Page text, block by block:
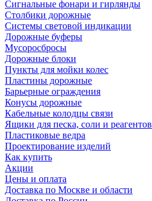
Сигнальные фонари и гирлянды
Столбики дорожные
Системы световой индикации
Дорожные буферы
Мусоросбросы
Дорожные блоки
Пункты для мойки колес
Пластины дорожные
Барьерные ограждения
Конусы дорожные
Кабельные колодцы связи
Ящики для песка, соли и реагентов
Пластиковые ведра
Проектирование изделий
Как купить
Акции
Цены и оплата
Доставка по Москве и области